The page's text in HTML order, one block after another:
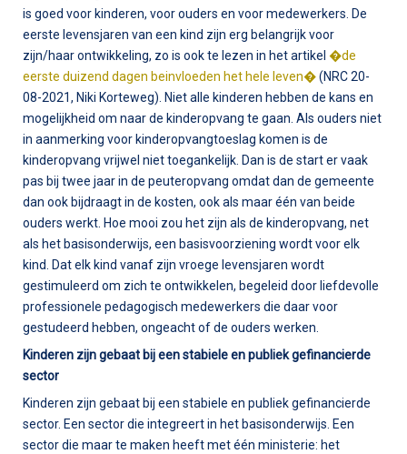
is goed voor kinderen, voor ouders en voor medewerkers. De
eerste levensjaren van een kind zijn erg belangrijk voor
zijn/haar ontwikkeling, zo is ook te lezen in het artikel �de
eerste duizend dagen beinvloeden het hele leven�(NRC 20-
08-2021, Niki Korteweg). Niet alle kinderen hebben de kans en
mogelijkheid om naar de kinderopvang te gaan. Als ouders niet
in aanmerking voor kinderopvangtoeslag komen is de
kinderopvang vrijwel niet toegankelijk. Dan is de start er vaak
pas bij twee jaar in de peuteropvang omdat dan de gemeente
dan ook bijdraagt in de kosten, ook als maar één van beide
ouders werkt. Hoe mooi zou het zijn als de kinderopvang, net
als het basisonderwijs, een basisvoorziening wordt voor elk
kind. Dat elk kind vanaf zijn vroege levensjaren wordt
gestimuleerd om zich te ontwikkelen, begeleid door liefdevolle
professionele pedagogisch medewerkers die daar voor
gestudeerd hebben, ongeacht of de ouders werken.
Kinderen zijn gebaat bij een stabiele en publiek gefinancierde
sector
Kinderen zijn gebaat bij een stabiele en publiek gefinancierde
sector. Een sector die integreert in het basisonderwijs. Een
sector die maar te maken heeft met één ministerie: het